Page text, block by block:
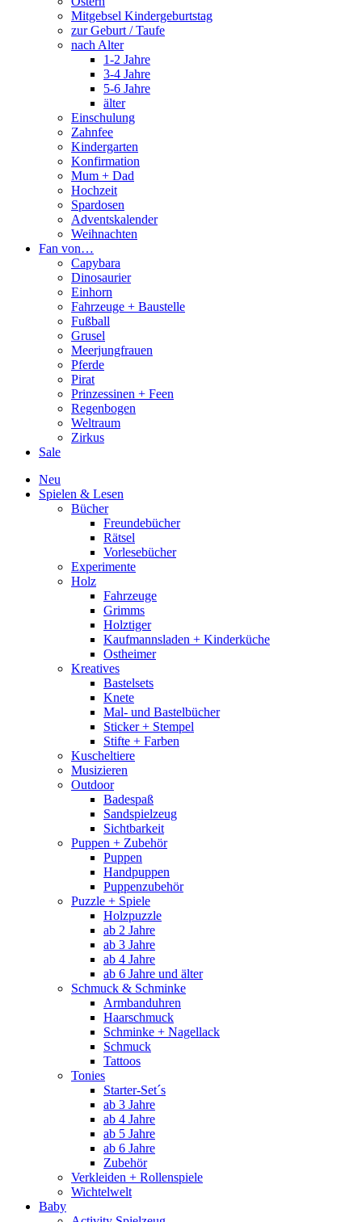
Mitgebsel Kindergeburtstag
zur Geburt / Taufe
nach Alter
1-2 Jahre
3-4 Jahre
5-6 Jahre
älter
Einschulung
Zahnfee
Kindergarten
Konfirmation
Mum + Dad
Hochzeit
Spardosen
Adventskalender
Weihnachten
Fan von…
Capybara
Dinosaurier
Einhorn
Fahrzeuge + Baustelle
Fußball
Grusel
Meerjungfrauen
Pferde
Pirat
Prinzessinen + Feen
Regenbogen
Weltraum
Zirkus
Sale
Neu
Spielen & Lesen
Bücher
Freundebücher
Rätsel
Vorlesebücher
Experimente
Holz
Fahrzeuge
Grimms
Holztiger
Kaufmannsladen + Kinderküche
Ostheimer
Kreatives
Bastelsets
Knete
Mal- und Bastelbücher
Sticker + Stempel
Stifte + Farben
Kuscheltiere
Musizieren
Outdoor
Badespaß
Sandspielzeug
Sichtbarkeit
Puppen + Zubehör
Puppen
Handpuppen
Puppenzubehör
Puzzle + Spiele
Holzpuzzle
ab 2 Jahre
ab 3 Jahre
ab 4 Jahre
ab 6 Jahre und älter
Schmuck & Schminke
Armbanduhren
Haarschmuck
Schminke + Nagellack
Schmuck
Tattoos
Tonies
Starter-Set´s
ab 3 Jahre
ab 4 Jahre
ab 5 Jahre
ab 6 Jahre
Zubehör
Verkleiden + Rollenspiele
Wichtelwelt
Baby